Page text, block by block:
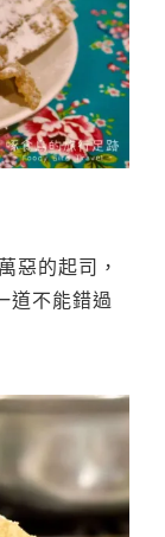
惡的起司，
道不能錯過